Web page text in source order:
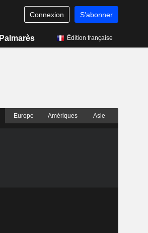
Connexion S'abonner
Palmarès Édition française
Europe Amériques Asie